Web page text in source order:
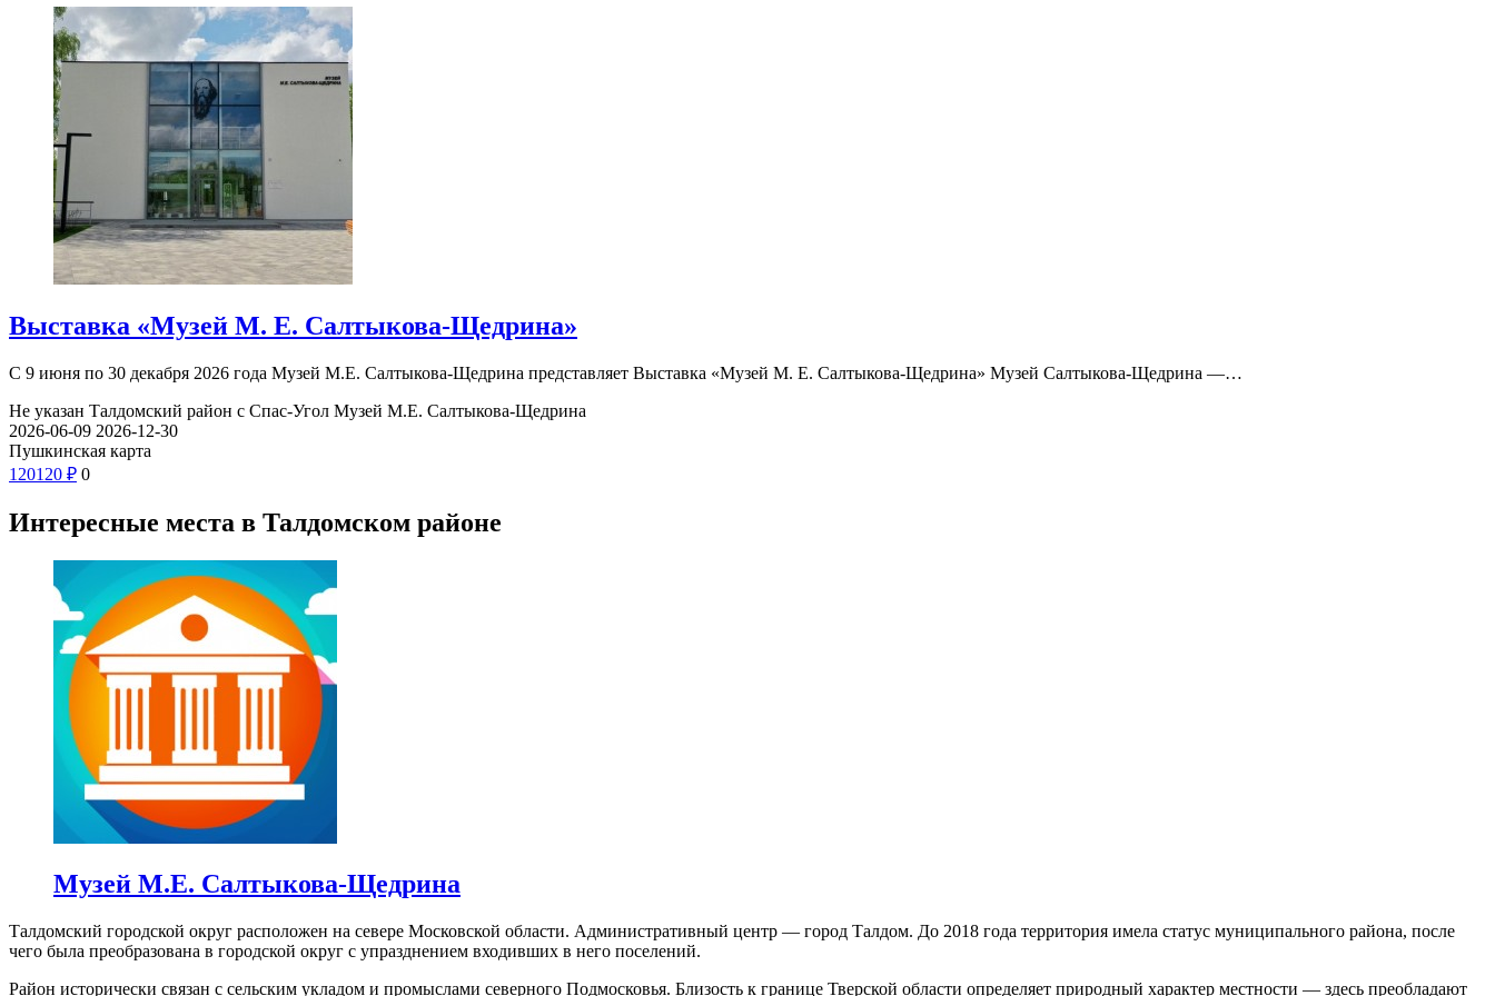
Выставка «Музей М. Е. Салтыкова-Щедрина»
С 9 июня по 30 декабря 2026 года Музей М.Е. Салтыкова-Щедрина представляет Выставка «Музей М. Е. Салтыкова-Щедрина» Музей Салтыкова-Щедрина —…
Не указан Талдомский район с Спас-Угол Музей М.Е. Салтыкова-Щедрина
2026-06-09 2026-12-30
Пушкинская карта
120120 ₽ 0
Интересные места в Талдомском районе
Музей М.Е. Салтыкова-Щедрина
Талдомский городской округ расположен на севере Московской области. Административный центр — город Талдом. До 2018 года территория имела статус муниципального района, после
чего была преобразована в городской округ с упразднением входивших в него поселений.
Район исторически связан с сельским укладом и промыслами северного Подмосковья. Близость к границе Тверской области определяет природный характер местности — здесь преобладают